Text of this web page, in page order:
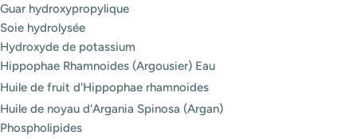
Guar hydroxypropylique
Soie hydrolysée
Hydroxyde de potassium
Hippophae Rhamnoides (Argousier) Eau
Huile de fruit d'Hippophae rhamnoides
Huile de noyau d'Argania Spinosa (Argan)
Phospholipides